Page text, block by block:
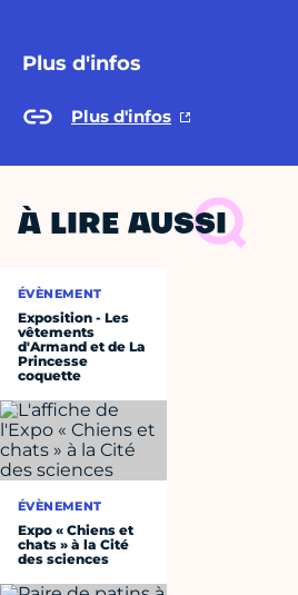
Plus d'infos
Plus d'infos
À LIRE AUSSI
ÉVÈNEMENT
Exposition - Les
vêtements
d'Armand et de La
Princesse
coquette
ÉVÈNEMENT
Expo « Chiens et
chats » à la Cité
des sciences